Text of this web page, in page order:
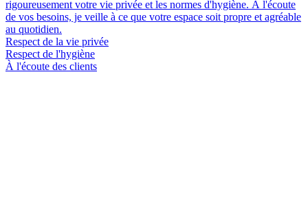
rigoureusement votre vie privée et les normes d'hygiène. À l'écoute
de vos besoins, je veille à ce que votre espace soit propre et agréable
au quotidien.
Respect de la vie privée
Respect de l'hygiène
À l'écoute des clients